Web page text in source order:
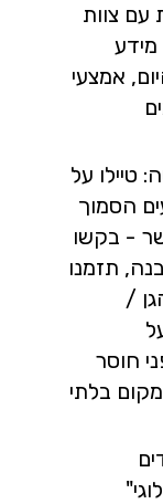
עם צוות
אמצעי
טיילו על
הסמוך
- בקשו
תזמנו
מהגן /
חוסר
בלתי